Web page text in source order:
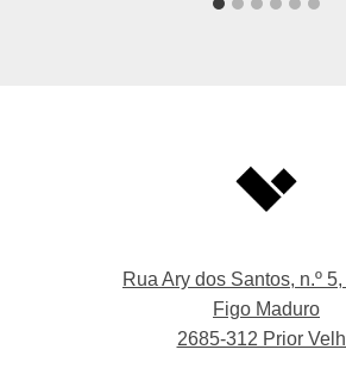
Rua Ary dos Santos, n.º
Figo Maduro
2685-312 Prior